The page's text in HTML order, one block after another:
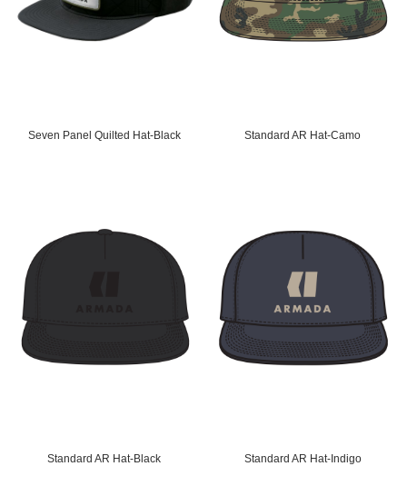
Seven Panel Quilted Hat-Black Standard AR Hat-Camo
Standard AR Hat-Black Standard AR Hat-Indigo